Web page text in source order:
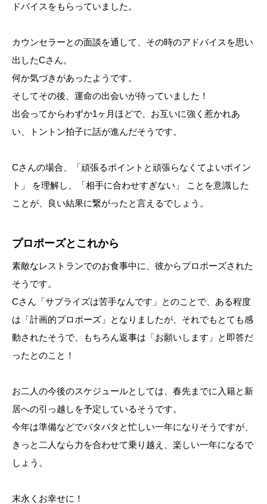
ドバイスをもらっていました。
カウンセラーとの面談を通して、その時のアドバイスを思い
出したCさん。
何か気づきがあったようです。
そしてその後、運命の出会いが待っていました！
出会ってからわずか1ヶ月ほどで、お互いに強く惹かれあ
い、トントン拍子に話が進んだそうです。
Cさんの場合、「頑張るポイントと頑張らなくてよいポイン
ト」 を理解し、「相手に合わせすぎない」 ことを意識した
ことが、良い結果に繋がったと言えるでしょう。
プロポーズとこれから
素敵なレストランでのお食事中に、彼からプロポーズされた
そうです。
Cさん「サプライズは苦手なんです」とのことで、ある程度
は「計画的プロポーズ」となりましたが、それでもとても感
動されたそうで、もちろん返事は「お願いします」と即答だ
ったとのこと！
お二人の今後のスケジュールとしては、春先までに入籍と新
居への引っ越しを予定しているそうです。
今年は準備などでバタバタと忙しい一年になりそうですが、
きっと二人なら力を合わせて乗り越え、楽しい一年になるで
しょう。
末永くお幸せに！